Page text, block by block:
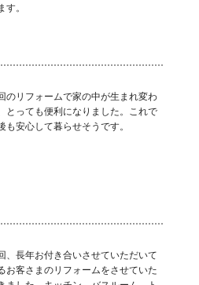
。
のリフォームで家の中が生まれ変わ
とっても便利になりました。これで
も安心して暮らせそうです。
、長年お付き合いさせていただいて
お客さまのリフォームをさせていた